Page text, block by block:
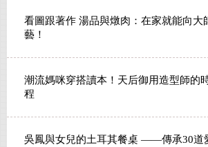
看圖跟著作 湯品與燉肉：在家就能向大
藝！
潮流媽咪穿搭讀本！天后御用造型師的
程
吳鳳與女兒的土耳其餐桌 ——傳承30道